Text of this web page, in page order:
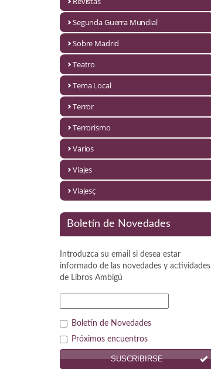
Papás, Mamás, bebés...
Papás, Mamás, Bebés...
Papás, Mamás, Bebés…
Psicología. Educación
Segunda Guerra Mundial
Segunda Guerra Mundial
Sobre Madrid
Teatro
Tema Local
Terror
Terrorismo
Varios
Viajes
Viajesç
Boletín de Novedades
Introduzca su email si desea estar
informado de las novedades y actividades
de Libros Ambigú
Boletín de Novedades
Próximos encuentros
SUSCRIBIRSE